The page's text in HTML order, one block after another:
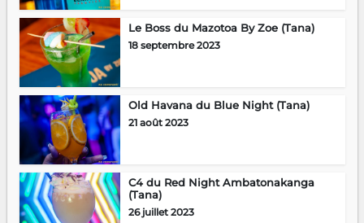
Le Boss du Mazotoa By Zoe (Tana)
18 septembre 2023
Old Havana du Blue Night (Tana)
21 août 2023
C4 du Red Night Ambatonakanga
(Tana)
26 juillet 2023